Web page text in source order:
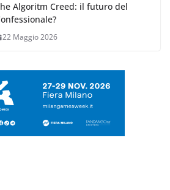
Algoritm Creed: il futuro del
22 Maggio 2026